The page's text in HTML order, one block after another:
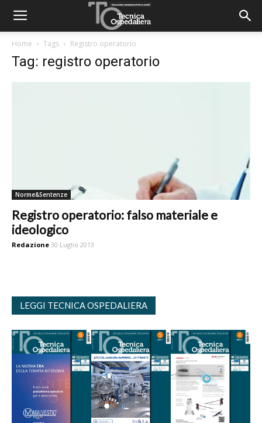
Home Tags Registro operatorio
Tag: registro operatorio
Norme&Sentenze
Registro operatorio: falso materiale e
ideologico
Redazione 30 Luglio 2013
LEGGI TECNICA OSPEDALIERA